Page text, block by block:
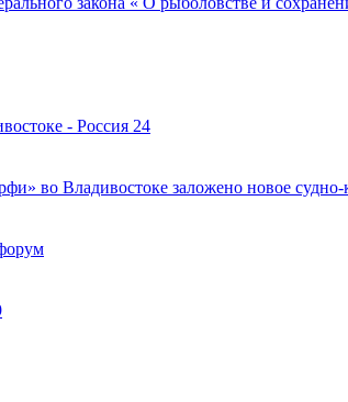
- Россия 24
во Владивостоке заложено новое судно-